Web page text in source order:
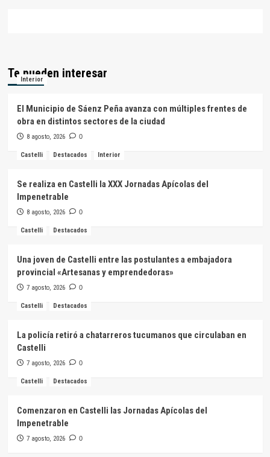
Te pueden interesar
Interior
El Municipio de Sáenz Peña avanza con múltiples frentes de
obra en distintos sectores de la ciudad
8 agosto, 2026 0
Castelli Destacados Interior
Se realiza en Castelli la XXX Jornadas Apícolas del
Impenetrable
8 agosto, 2026 0
Castelli Destacados
Una joven de Castelli entre las postulantes a embajadora
provincial «Artesanas y emprendedoras»
7 agosto, 2026 0
Castelli Destacados
La policía retiró a chatarreros tucumanos que circulaban en
Castelli
7 agosto, 2026 0
Castelli Destacados
Comenzaron en Castelli las Jornadas Apícolas del
Impenetrable
7 agosto, 2026 0